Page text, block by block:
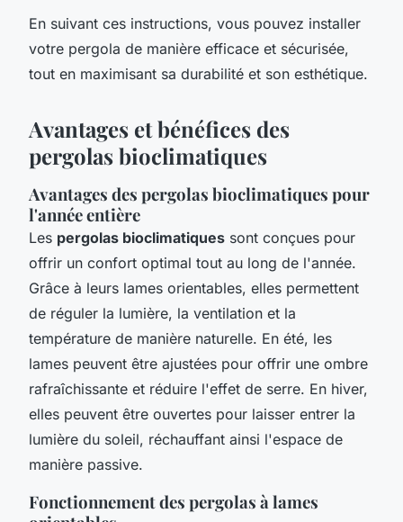
En suivant ces instructions, vous pouvez installer
votre pergola de manière efficace et sécurisée,
tout en maximisant sa durabilité et son esthétique.
Avantages et bénéfices des
pergolas bioclimatiques
Avantages des pergolas bioclimatiques pour
l'année entière
Les pergolas bioclimatiques sont conçues pour
offrir un confort optimal tout au long de l'année.
Grâce à leurs lames orientables, elles permettent
de réguler la lumière, la ventilation et la
température de manière naturelle. En été, les
lames peuvent être ajustées pour offrir une ombre
rafraîchissante et réduire l'effet de serre. En hiver,
elles peuvent être ouvertes pour laisser entrer la
lumière du soleil, réchauffant ainsi l'espace de
manière passive.
Fonctionnement des pergolas à lames